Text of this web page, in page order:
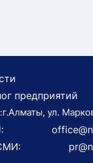
предприятий
г.Алматы, ул.